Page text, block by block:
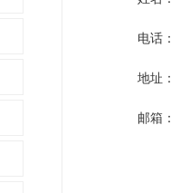
电话：
地址：
邮箱：